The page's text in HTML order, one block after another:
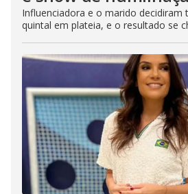
Influenciadora e o marido
quintal em plateia, e o resultado se